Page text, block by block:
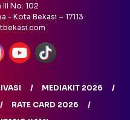
III No. 102
- Kota Bekasi – 17113
MEDIAKIT 2026
RATE CARD 2026